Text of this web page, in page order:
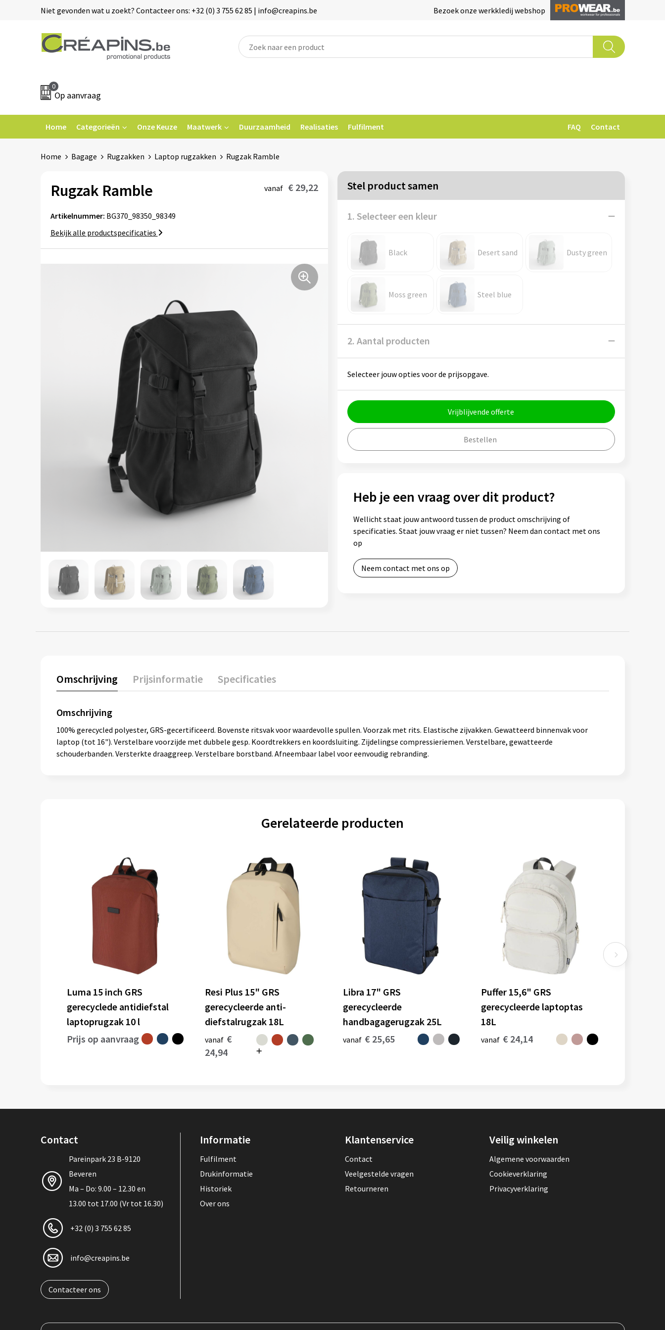
Niet gevonden wat u zoekt? Contacteer ons: +32 (0) 3 755 62 85 | info@creapins.be Bezoek onze werkkledij webshop
0
Op aanvraag
Home Categorieën Onze Keuze Maatwerk Duurzaamheid Realisaties Fulfilment FAQ Contact
Home Bagage Rugzakken Laptop rugzakken Rugzak Ramble
Rugzak Ramble vanaf € 29,22
Artikelnummer: BG370_98350_98349
Bekijk alle productspecificaties
Stel product samen
1. Selecteer een kleur
Black Desert sand Dusty green
Moss green Steel blue
2. Aantal producten
Selecteer jouw opties voor de prijsopgave.
Vrijblijvende offerte
Bestellen
Heb je een vraag over dit product?
Wellicht staat jouw antwoord tussen de product omschrijving of
specificaties. Staat jouw vraag er niet tussen? Neem dan contact met ons
op
Neem contact met ons op
Omschrijving Prijsinformatie Specificaties
Omschrijving
100% gerecycled polyester, GRS-gecertificeerd. Bovenste ritsvak voor waardevolle spullen. Voorzak met rits. Elastische zijvakken. Gewatteerd binnenvak voor
laptop (tot 16"). Verstelbare voorzijde met dubbele gesp. Koordtrekkers en koordsluiting. Zijdelingse compressieriemen. Verstelbare, gewatteerde
schouderbanden. Versterkte draaggreep. Verstelbare borstband. Afneembaar label voor eenvoudig rebranding.
Gerelateerde producten
Luma 15 inch GRS
gerecyclede antidiefstal
laptoprugzak 10 l
Prijs op aanvraag
Resi Plus 15" GRS
gerecycleerde anti-
diefstalrugzak 18L
vanaf €
24,94
Libra 17" GRS
gerecycleerde
handbagagerugzak 25L
vanaf € 25,65
Puffer 15,6" GRS
gerecycleerde laptoptas
18L
vanaf € 24,14
Contact
Pareinpark 23 B-9120
Beveren
Ma – Do: 9.00 – 12.30 en
13.00 tot 17.00 (Vr tot 16.30)
+32 (0) 3 755 62 85
info@creapins.be
Contacteer ons
Informatie
Fulfilment
Drukinformatie
Historiek
Over ons
Klantenservice
Contact
Veelgestelde vragen
Retourneren
Veilig winkelen
Algemene voorwaarden
Cookieverklaring
Privacyverklaring